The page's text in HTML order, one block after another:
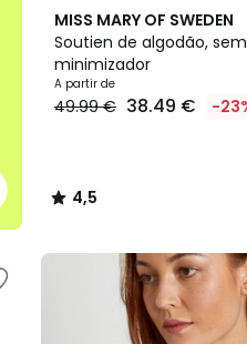
MISS MARY OF SWEDEN
Soutien de algodão,
minimizador
A partir de
49.99 € 38.49 € -
4,5
/ 5
6
Cores
4,5
/